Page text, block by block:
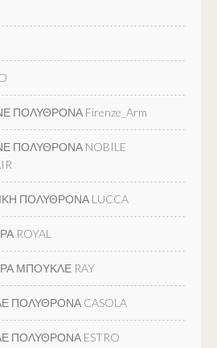
ΠΟΛΥΘΡΟΝΑ Firenze_Arm
ΠΟΛΥΘΡΟΝΑ NOBILE
ΠΟΛΥΘΡΟΝΑ LUCCA
ROYAL
ΜΠΟΥΚΛΕ RAY
ΠΟΛΥΘΡΟΝΑ CASOLA
ΠΟΛΥΘΡΟΝΑ ESTRO